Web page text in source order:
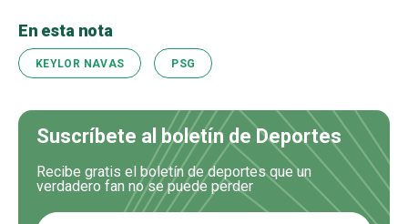
En esta nota
KEYLOR NAVAS PSG
Suscríbete al boletín de Deportes
Recibe gratis el boletín de deportes que un
verdadero fan no se puede perder